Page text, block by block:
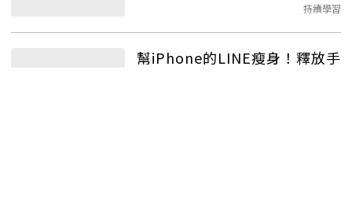
持續學習
幫iPhone的LINE瘦身！釋放手